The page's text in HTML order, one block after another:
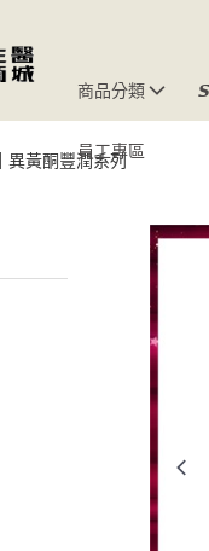
商品分類
員工專區
┃異黃酮豐潤系列